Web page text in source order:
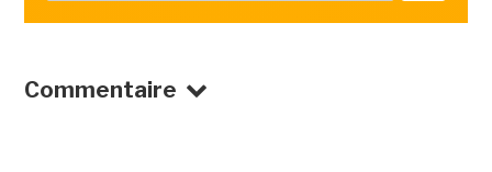
Commentaire